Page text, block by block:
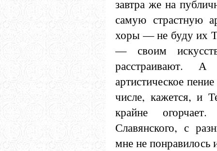
завтра же на
самую страстную
хоры — не буду их
— своим
расстраивают.
артистическое
числе, кажется, и
крайне
Славянского, с
мне не понравилось